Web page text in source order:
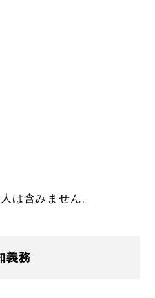
は含みません。
義務